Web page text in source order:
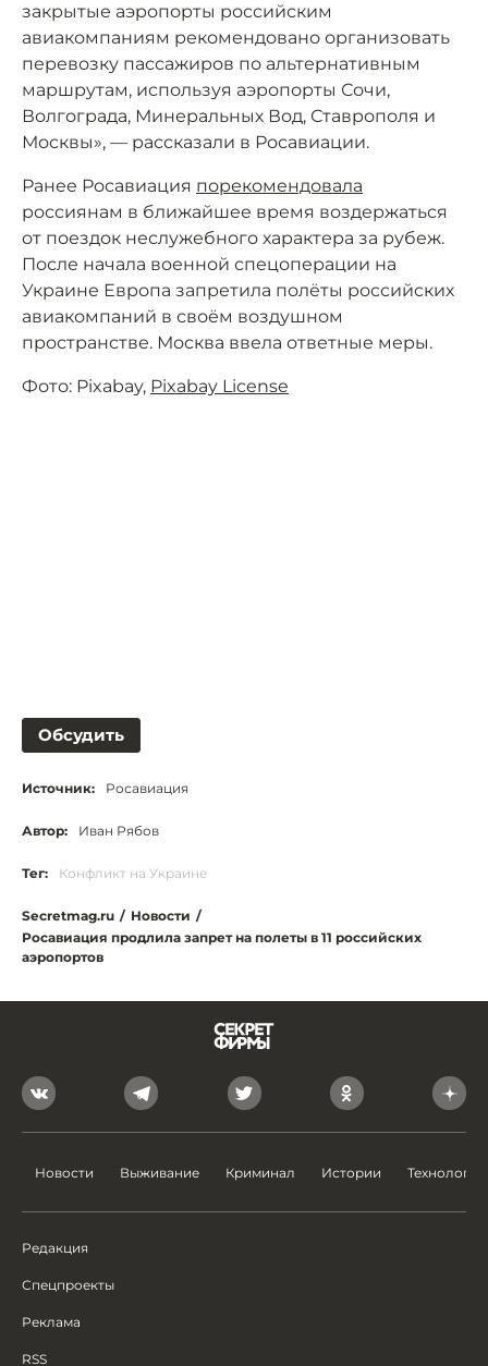
закрытые аэропорты российским
авиакомпаниям рекомендовано организовать
перевозку пассажиров по альтернативным
маршрутам, используя аэропорты Сочи,
Волгограда, Минеральных Вод, Ставрополя и
Москвы», — рассказали в Росавиации.
Ранее Росавиация порекомендовала
россиянам в ближайшее время воздержаться
от поездок неслужебного характера за рубеж.
После начала военной спецоперации на
Украине Европа запретила полёты российских
авиакомпаний в своём воздушном
пространстве. Москва ввела ответные меры.
Фото: Pixabay, Pixabay License
Обсудить
Источник: Росавиация
Автор: Иван Рябов
Тег: Конфликт на Украине
Secretmag.ru / Новости /
Росавиация продлила запрет на полеты в 11 российских
аэропортов
Новости Выживание Криминал Истории Технологии
Редакция
Спецпроекты
Реклама
RSS